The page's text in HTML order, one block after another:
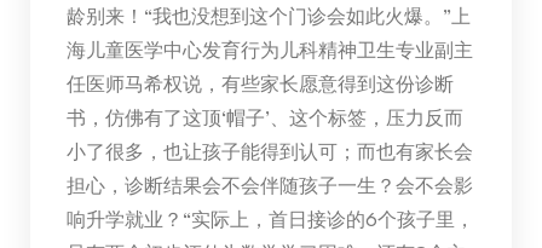
龄别来！“我也没想到这个门诊会如此火爆。”上
海儿童医学中心发育行为儿科精神卫生专业副主
任医师马希权说，有些家长愿意得到这份诊断
书，仿佛有了这顶‘帽子’、这个标签，压力反而
小了很多，也让孩子能得到认可；而也有家长会
担心，诊断结果会不会伴随孩子一生？会不会影
响升学就业？“实际上，首日接诊的6个孩子里，